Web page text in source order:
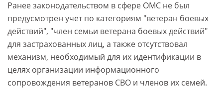
Ранее законодательством в сфере ОМС не был
предусмотрен учет по категориям "ветеран боевых
действий", "член семьи ветерана боевых действий"
для застрахованных лиц, а также отсутствовал
механизм, необходимый для их идентификации в
целях организации информационного
сопровождения ветеранов СВО и членов их семей.